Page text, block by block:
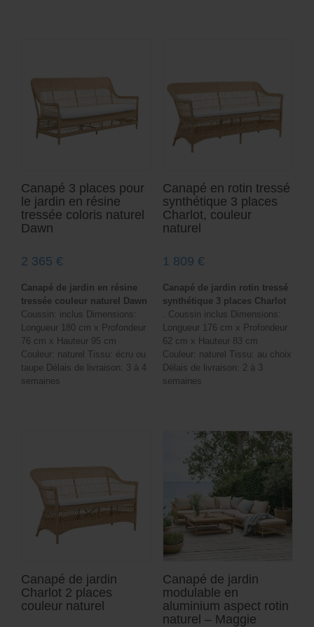
Canapé 3 places pour
le jardin en résine
tressée coloris naturel
Dawn
2 365 €
Canapé de jardin en résine
tressée couleur naturel Dawn
Coussin: inclus Dimensions:
Longueur 180 cm x Profondeur
76 cm x Hauteur 95 cm
Couleur: naturel Tissu: écru ou
taupe Délais de livraison: 3 à 4
semaines
Canapé en rotin tressé
synthétique 3 places
Charlot, couleur
naturel
1 809 €
Canapé de jardin rotin tressé
synthétique 3 places Charlot
. Coussin inclus Dimensions:
Longueur 176 cm x Profondeur
62 cm x Hauteur 83 cm
Couleur: naturel Tissu: au choix
Délais de livraison: 2 à 3
semaines
Canapé de jardin
Charlot 2 places
couleur naturel
Canapé de jardin
modulable en
aluminium aspect rotin
naturel – Maggie